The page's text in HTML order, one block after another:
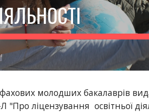
фахових молодших бакалаврів
ліцензування освітньої